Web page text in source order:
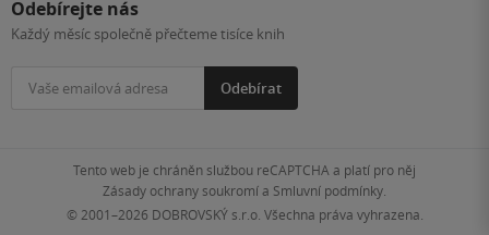
Odebírejte nás
Každý měsíc společně přečteme tisíce knih
Odebírat
Tento web je chráněn službou reCAPTCHA a platí pro něj
Zásady ochrany soukromía Smluvní podmínky.
© 2001–2026 DOBROVSKÝ s.r.o. Všechna práva vyhrazena.